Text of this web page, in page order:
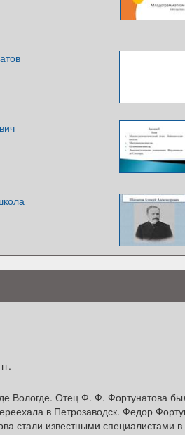
Вологде. Отец Ф. Ф. Фортунатова
в Петрозаводск. Федор
стали известными специалистами в